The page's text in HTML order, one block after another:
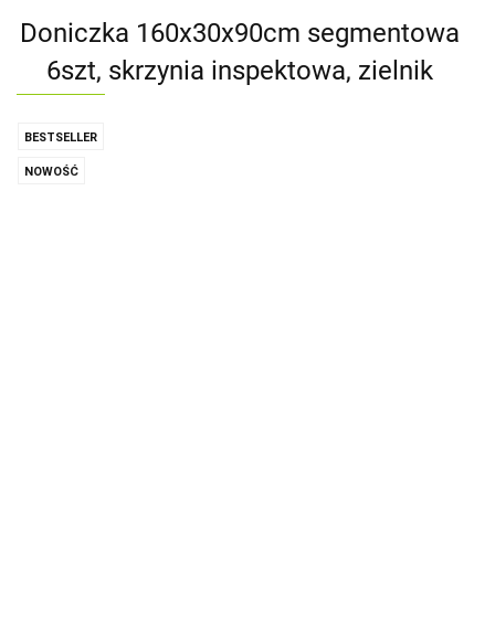
Doniczka 160x30x90cm segmentowa
6szt, skrzynia inspektowa, zielnik
BESTSELLER
NOWOŚĆ